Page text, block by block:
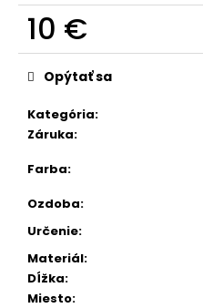
10 €
Jednotková
cena:
Kategória:
Záruka:
Farba:
Ozdoba:
Určenie:
Materiál:
Dĺžka:
Miesto:
Opýtať sa
č
m
e